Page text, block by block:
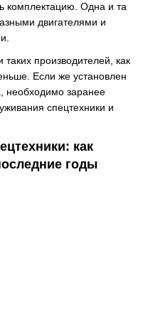
комплектацию. Одна и та
двигателями и
производителей, как
Если же установлен
необходимо заранее
спецтехники и
как
годы